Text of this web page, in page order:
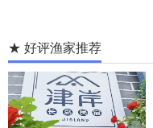
★ 好评渔家推荐